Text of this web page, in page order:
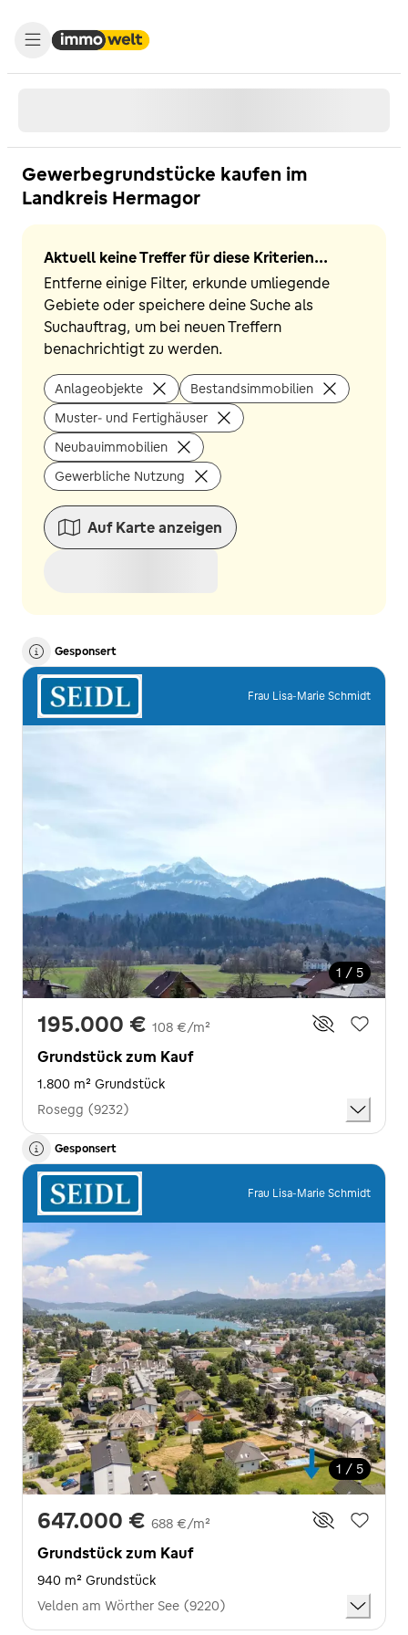
Gewerbegrundstücke kaufen im
Landkreis Hermagor
Aktuell keine Treffer für diese Kriterien...
Entferne einige Filter, erkunde umliegende
Gebiete oder speichere deine Suche als
Suchauftrag, um bei neuen Treffern
benachrichtigt zu werden.
Anlageobjekte
Bestandsimmobilien
Muster- und Fertighäuser
Neubauimmobilien
Gewerbliche Nutzung
Auf Karte anzeigen
Gesponsert
Frau Lisa-Marie Schmidt
1 / 5
195.000 € 108 €/m²
Grundstück zum Kauf
1.800 m² Grundstück
Rosegg (9232)
Gesponsert
Frau Lisa-Marie Schmidt
1 / 5
647.000 € 688 €/m²
Grundstück zum Kauf
940 m² Grundstück
Velden am Wörther See (9220)